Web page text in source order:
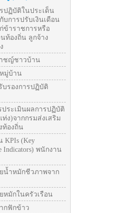
ปฏิบัติในประเด็น
บการปรับเงินเดือน
ข้าราชการหรือ
ท้องถิ่น ลูกจ้าง
ชญ์ชาวบ้าน
มู่บ้าน
บรองการปฏิบัติ
ประเมินผลการปฏิบัติ
ง)จากกรมส่งเสริม
ท้องถิ่น
KPIs (Key
Indicators) พนักงาน
น้ำหมักชีวภาพจาก
หมักในครัวเรือน
กฟักข้าว